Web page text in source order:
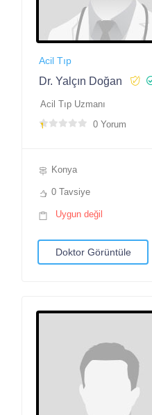
Acil Tıp
Dr. Yalçın Doğan
Acil Tıp Uzmanı
0 Yorum
Konya
0 Tavsiye
Uygun değil
Doktor Görüntüle